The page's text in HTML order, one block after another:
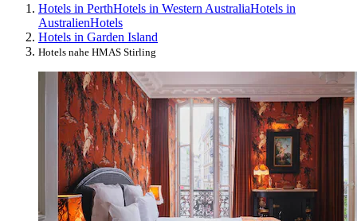
Hotels in PerthHotels in Western AustraliaHotels in
AustralienHotels
Hotels in Garden Island
Hotels nahe HMAS Stirling